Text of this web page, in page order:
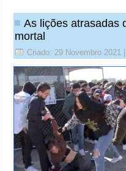
As lições atrasadas
mortal
Criado: 29 Novembro 2021